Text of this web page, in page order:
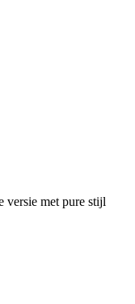
versie met pure stijl